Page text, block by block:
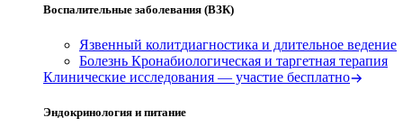
Воспалительные заболевания (ВЗК)
Язвенный колитдиагностика и длительное ведение
Болезнь Кронабиологическая и таргетная терапия
Клинические исследования — участие бесплатно
Эндокринология и питание